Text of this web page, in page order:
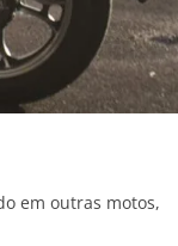
em outras motos,